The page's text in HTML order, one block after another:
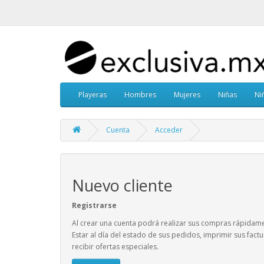
Playeras Hombres Mujeres Niñas
Cuenta Acceder
Nuevo cliente
Registrarse
Al crear una cuenta podrá realizar sus compras
Estar al día del estado de sus pedidos, imprimir sus
recibir ofertas especiales.